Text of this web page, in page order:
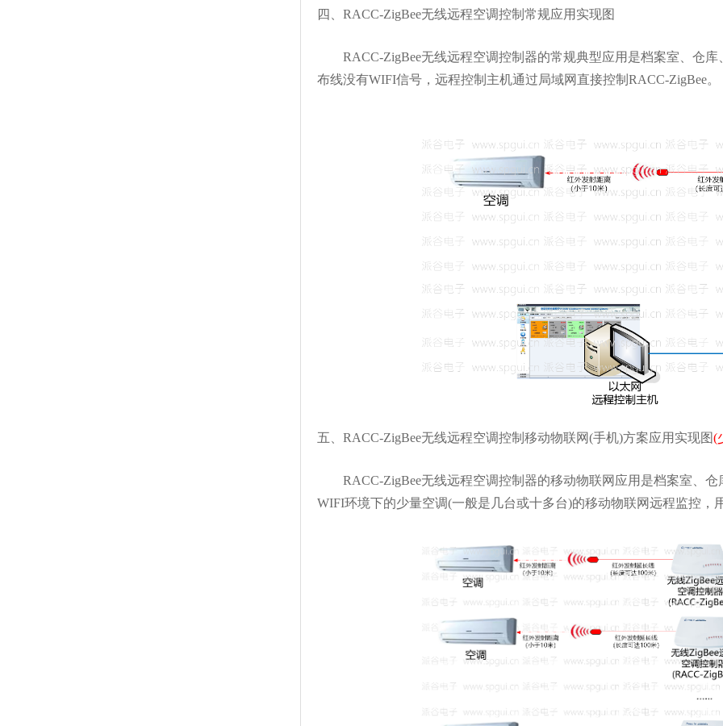
四、RACC-ZigBee无线远程空调控制常规应用实现图
RACC-ZigBee无线远程空调控制器的常规典型应用是档案室、仓库
布线没有WIFI信号，远程控制主机通过局域网直接控制RACC-ZigBee。
五、RACC-ZigBee无线远程空调控制移动物联网(手机)方案应用实现图(
RACC-ZigBee无线远程空调控制器的移动物联网应用是档案室、仓
WIFI环境下的少量空调(一般是几台或十多台)的移动物联网远程监控，